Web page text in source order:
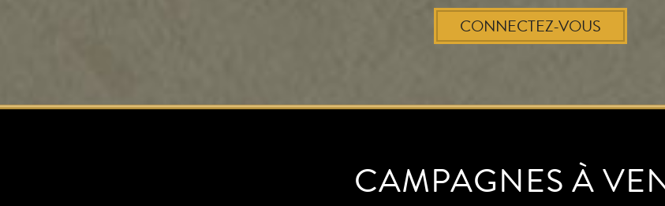
CONNECTEZ-VOUS
CAMPAGNES À